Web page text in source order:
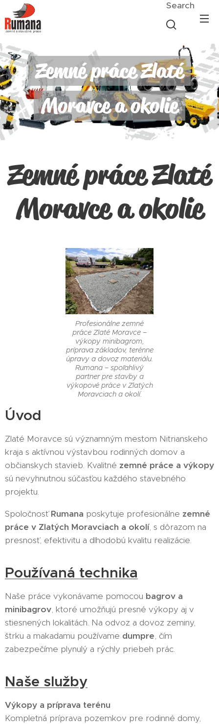
Search
Zemné práce Zlaté
Moravce a okolie
Zemné práce Zlaté
Moravce a okolie
Profesionálne zemné
práce Zlaté Moravce –
výkopy minibagrom,
príprava základov, terénne
úpravy a dovoz materiálu.
Rumana – spoľahlivý
partner pre stavby a
výkopové práce v Zlatých
Moravciach a okolí.
Úvod
Zlaté Moravce sú významným mestom Nitrianskeho
kraja s aktívnou výstavbou rodinných domov a
občianskych stavieb. Kvalitné zemné práce a výkopy
sú nevyhnutnou súčasťou každého stavebného
projektu.
SpoločnosťRumana poskytuje profesionálne zemné
práce v Zlatých Moravciach a okolí, s dôrazom na
presnosť, efektivitu a dlhodobú kvalitu realizácie.
Používaná technika
Naše práce vykonávame pomocou bagrov a
minibagrov, ktoré umožňujú presné výkopy aj v
stiesnených lokalitách. Na odvoz a dovoz zeminy,
štrku a makadamu používame dumpre, čím
zabezpečíme plynulý a rýchly priebeh prác.
Naše služby
Výkopy a príprava terénu
Kompletná príprava pozemkov pre rodinné domy,